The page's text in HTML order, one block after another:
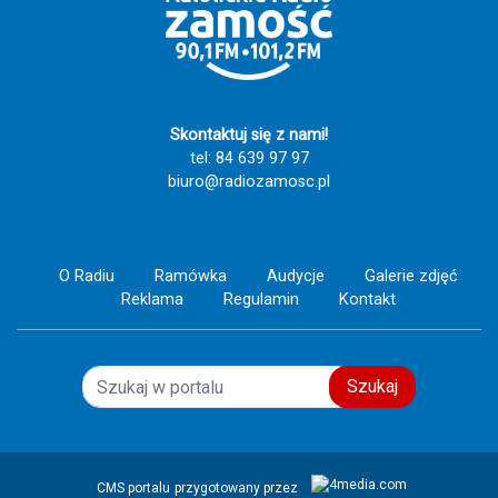
Skontaktuj się z nami!
tel: 84 639 97 97
biuro@radiozamosc.pl
O Radiu Ramówka Audycje
Galerie zdjęć
Reklama
Regulamin Kontakt
Szukaj
CMS portalu przygotowany przez